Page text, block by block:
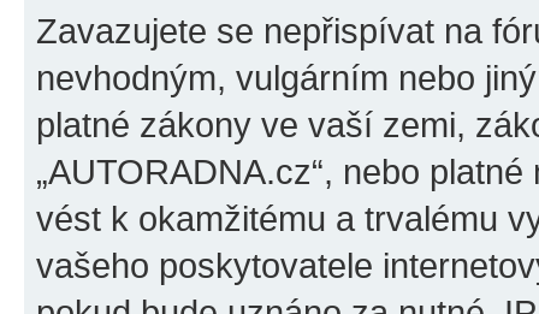
Zavazujete se nepřispívat na
nevhodným, vulgárním nebo
platné zákony ve vaší zemi,
„AUTORADNA.cz“, nebo
vést k okamžitému a trvalému
vašeho poskytovatele